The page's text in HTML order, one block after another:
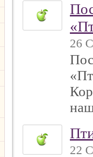
26
22